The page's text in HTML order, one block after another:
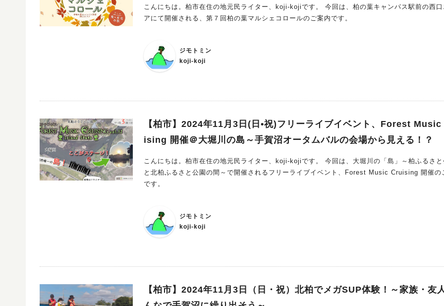
こんにちは。柏市在住の地元民ライター、koji-kojiです。 今回は、柏の葉キャンパス駅前の西口エリ
アにて開催される、第７回柏の葉マルシェコロールのご案内です。
ジモトミン
koji-koji
【柏市】2024年11月3日(日•祝)フリーライブイベント、Forest
ising 開催＠大堀川の島～手賀沼オータムバルの会場から見える！？
こんにちは。柏市在住の地元民ライター、koji-kojiです。 今回は、大堀川の「島」～柏ふるさと公園
と北柏ふるさと公園の間～で開催されるフリーライブイベント、Forest Music Cruising 開催の
です。
ジモトミン
koji-koji
【柏市】2024年11月3日（日・祝）北柏でメガSUP体験！～家族・友